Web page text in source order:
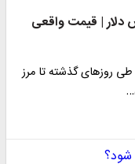
دلار | قیمت واقعی
طی روزهای گذشته تا مرز